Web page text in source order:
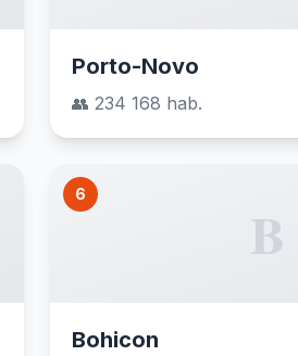
Porto-Novo
👥 234 168 hab.
6
B
Bohicon